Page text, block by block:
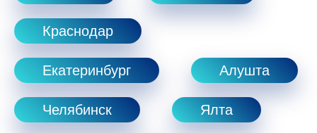
Краснодар
Екатеринбург Алушта
Челябинск Ялта